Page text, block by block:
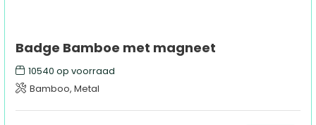
Badge Bamboe met magneet
10540 op voorraad
Bamboo, Metal